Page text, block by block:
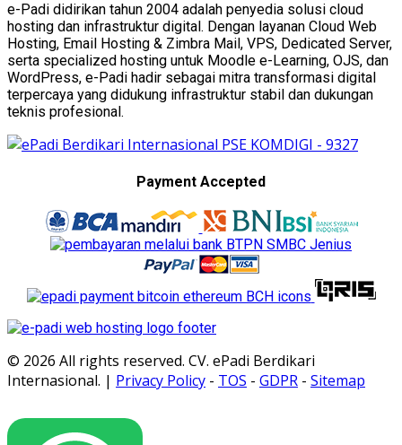
e-Padi didirikan tahun 2004 adalah penyedia solusi cloud
hosting dan infrastruktur digital. Dengan layanan Cloud Web
Hosting, Email Hosting & Zimbra Mail, VPS, Dedicated Server,
serta specialized hosting untuk Moodle e-Learning, OJS, dan
WordPress, e-Padi hadir sebagai mitra transformasi digital
terpercaya yang didukung infrastruktur stabil dan dukungan
teknis profesional.
Payment Accepted
© 2026 All rights reserved. CV. ePadi Berdikari
Internasional. | Privacy Policy - TOS - GDPR - Sitemap